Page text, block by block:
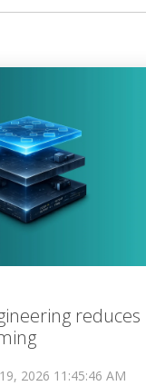
reduces
2026 11:45:46 AM